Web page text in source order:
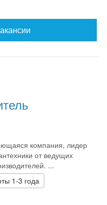
компания, лидер
от ведущих
...
1-3 года